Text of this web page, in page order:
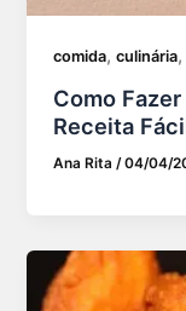
comida,culinária,
Como
Receita
Ana Rita/04/04/